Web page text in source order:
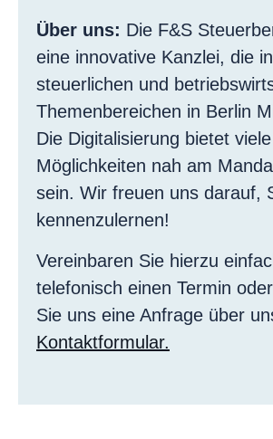
Über uns: Die F&S
eine innovative Kanzlei, die
steuerlichen und
Themenbereichen in Berlin
Die Digitalisierung bietet viele
Möglichkeiten nah am
sein. Wir freuen uns darauf,
kennenzulernen!
Vereinbaren Sie hierzu
telefonisch einen Termin
Sie uns eine Anfrage über
Kontaktformular.